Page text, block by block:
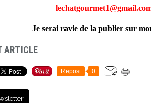
Je serai ravie de la publier sur
ARTICLE
Repost 0